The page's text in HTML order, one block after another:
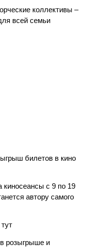
коллективы –
всей семьи
билетов в кино
киносеансы с 9 по 19
автору самого
в розыгрыше и